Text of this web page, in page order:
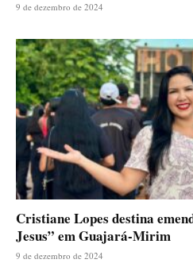
9 de dezembro de 2024
Cristiane Lopes destina
Jesus” em Guajará-Mirim
9 de dezembro de 2024